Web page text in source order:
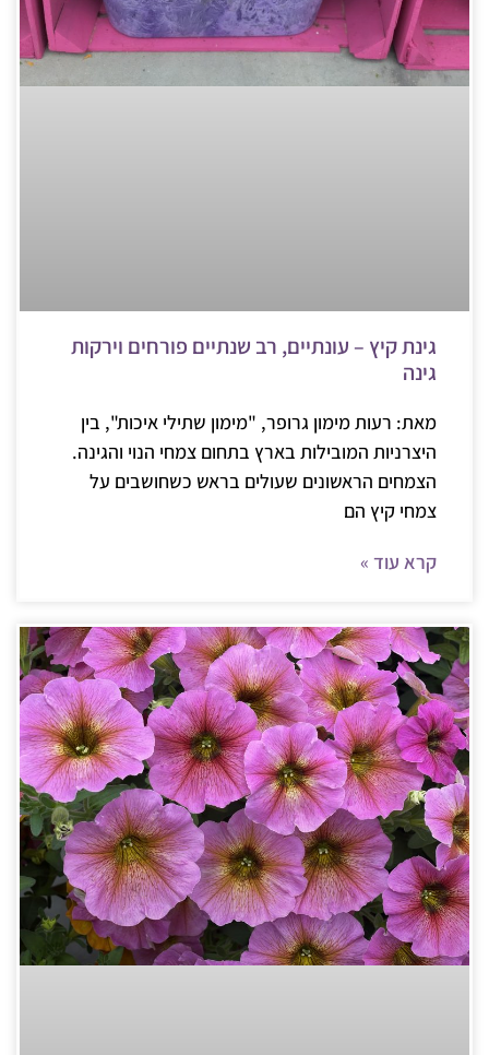
גינת קיץ – עונתיים, רב שנתיים פורחים וירקות
גינה
מאת: רעות מימון גרופר, "מימון שתילי איכות", בין
היצרניות המובילות בארץ בתחום צמחי הנוי והגינה.
הצמחים הראשונים שעולים בראש כשחושבים על
צמחי קיץ הם
קרא עוד »